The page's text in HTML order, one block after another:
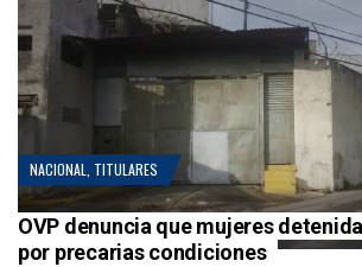
NACIONAL, TITULARES
OVP denuncia que mujeres
por precarias condiciones